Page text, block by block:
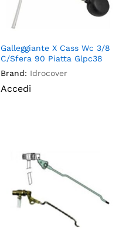
Galleggiante X Cass Wc 3/8
C/Sfera 90 Piatta Glpc38
Brand: Idrocover
Accedi